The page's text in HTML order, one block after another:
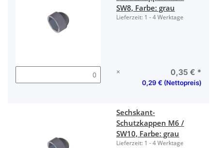
SW8, Farbe: grau
Lieferzeit: 1 - 4 Werktage
× 0,35 € *
0,29 € (Nettopreis)
Sechskant-
Schutzkappen M6 /
SW10, Farbe: grau
Lieferzeit: 1 - 4 Werktage